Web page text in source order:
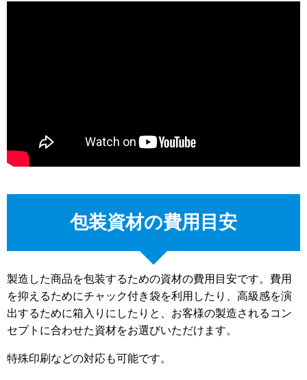
包装資材の費用目安
製造した商品を包装するための資材の費用目安です。費用
を抑えるためにチャック付き袋を利用したり、高級感を演
出するために箱入りにしたりと、お客様の製造されるコン
セプトに合わせた資材をお選びいただけます。
特殊印刷などの対応も可能です。